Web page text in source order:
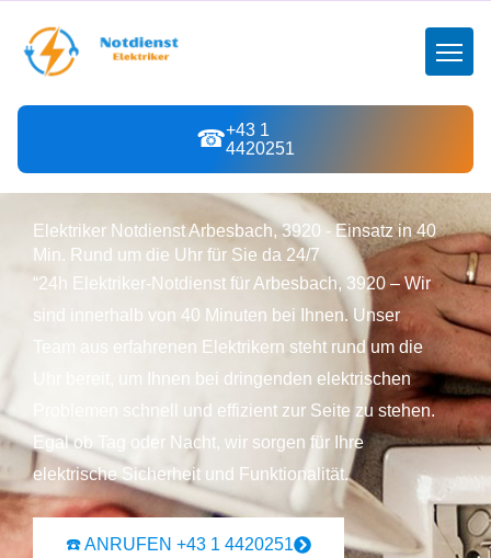
☎+43 1
4420251
Elektriker Notdienst Arbesbach, 3920 - Einsatz in 40
Min. Rund um die Uhr für Sie da 24/7
“24h Elektriker-Notdienst für Arbesbach, 3920 – Wir
sind innerhalb von 40 Minuten bei Ihnen. Unser
Team aus erfahrenen Elektrikern steht rund um die
Uhr bereit, um Ihnen bei dringenden elektrischen
Problemen schnell und effizient zur Seite zu stehen.
Egal ob Tag oder Nacht, wir sorgen für Ihre
elektrische Sicherheit und Funktionalität.
☎️ ANRUFEN +43 1 4420251